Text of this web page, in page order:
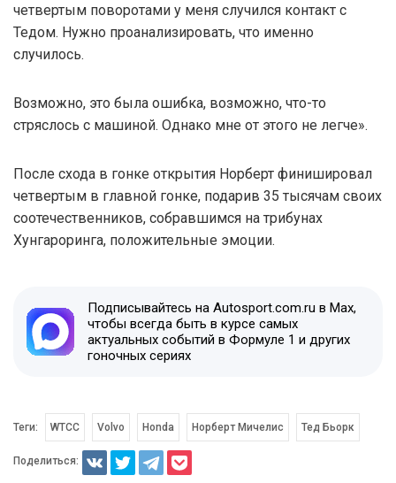
четвертым поворотами у меня случился контакт с
Тедом. Нужно проанализировать, что именно
случилось.
Возможно, это была ошибка, возможно, что-то
стряслось с машиной. Однако мне от этого не легче».
После схода в гонке открытия Норберт финишировал
четвертым в главной гонке, подарив 35 тысячам своих
соотечественников, собравшимся на трибунах
Хунгароринга, положительные эмоции.
Подписывайтесь на Autosport.com.ru в Max,
чтобы всегда быть в курсе самых
актуальных событий в Формуле 1 и других
гоночных сериях
Теги: WTCC Volvo Honda Норберт Мичелис Тед Бьорк
Поделиться: